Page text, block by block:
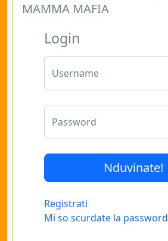
MAMMA MAFIA
Login
Username
Password
Registrati
Mi so scurdate la password